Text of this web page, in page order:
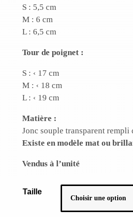
S : 5,5 cm
M : 6 cm
L : 6,5 cm
Tour de poignet :
S : ‹ 17 cm
M : ‹ 18 cm
L : ‹ 19 cm
Matière :
Jonc souple transparent rempli
Existe en modèle mat ou
Vendus à l’unité
Taille